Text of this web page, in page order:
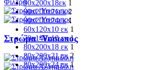
90x200x18εκ 1
90x200x21εκ 2
90x200x24εκ 1
60x120x10 εκ 1
70x140x10 εκ 1
80x200x18 εκ 1
80x200x21 εκ 2
80x200x24 εκ 1
Φίλτρα
Στρώμα ‘Υσσωπος